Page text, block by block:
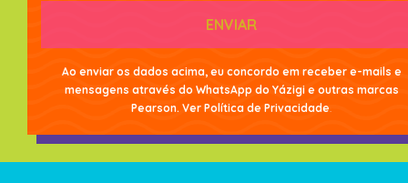
ENVIAR
Ao enviar os dados acima, eu concordo em receber e-mails e
mensagens através do WhatsApp do Yázigi e outras marcas
Pearson. Ver Política de Privacidade.